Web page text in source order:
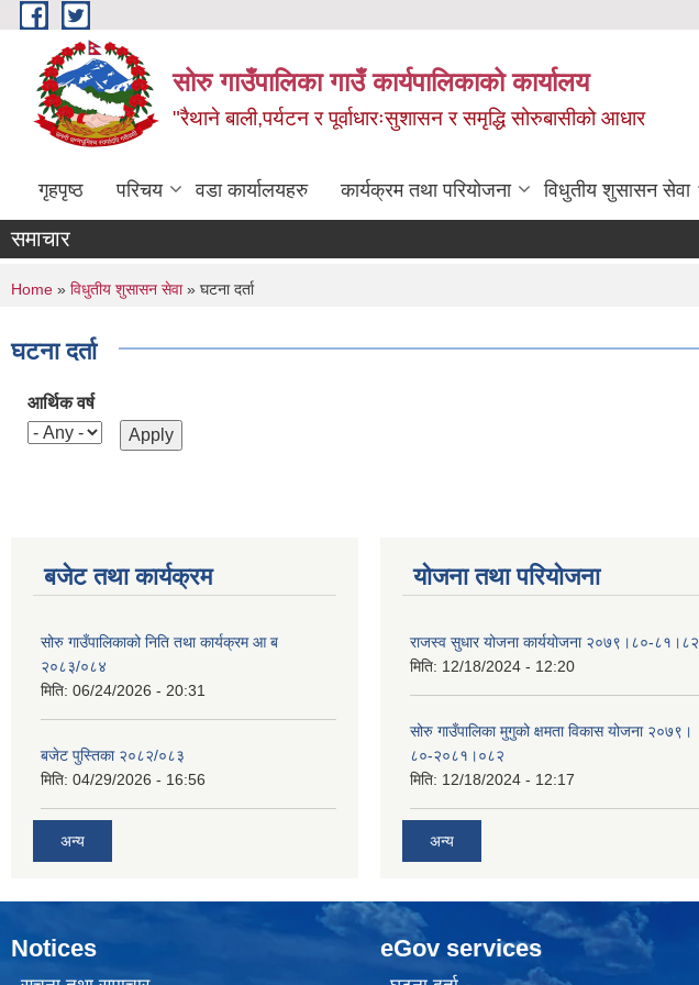
Skip to main content
सोरु गाउँपालिका गाउँ कार्यपालिकाको कार्यालय
"रैथाने बाली,पर्यटन र पूर्वाधारःसुशासन र समृद्धि सोरुबासीको आधार
गृहपृष्ठ परिचय वडा कार्यालयहरु कार्यक्रम तथा परियोजना विधुतीय शुसासन सेवा
समाचार
You are here
Home » विधुतीय शुसासन सेवा» घटना दर्ता
घटना दर्ता
आर्थिक वर्ष
बजेट तथा कार्यक्रम
सोरु गाउँपालिकाको निति तथा कार्यक्रम आ ब
२०८३/०८४
मिति: 06/24/2026 - 20:31
बजेट पुस्तिका २०८२/०८३
मिति: 04/29/2026 - 16:56
अन्य
योजना तथा परियोजना
राजस्व सुधार योजना कार्ययोजना २०७९।८०-८१।८२
मिति: 12/18/2024 - 12:20
सोरु गाउँपालिका मुगुको क्षमता विकास योजना २०७९।
८०-२०८१।०८२
मिति: 12/18/2024 - 12:17
अन्य
Notices eGov services